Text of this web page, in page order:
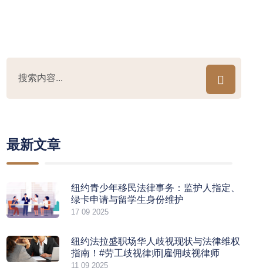
最新文章
纽约青少年移民法律事务：监护人指定、
绿卡申请与留学生身份维护
17 09 2025
纽约法拉盛职场华人歧视现状与法律维权
指南！#劳工歧视律师|雇佣歧视律师
11 09 2025